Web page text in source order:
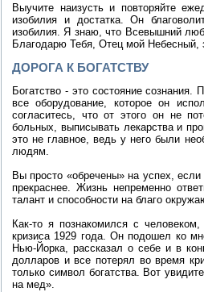
Выучите наизусть и повторяйте
изобилия и достатка. Он
изобилия. Я знаю, что Всевышний
Благодарю Тебя, Отец мой Небесный,
ДОРОГА К БОГАТСТВУ
Богатство - это состояние
все оборудование, которое он
согласитесь, что от этого он не
больных, выписывать лекарства и
это не главное, ведь у него были
людям.
Вы просто «обречены» на успех,
прекраснее. Жизнь непременно
талант и способности на благо
Как-то я познакомился с
кризиса 1929 года. Он подошел ко
Нью-Йорка, рассказал о себе и в
долларов и все потерял во время
только символ богатства. Вот
на мед».